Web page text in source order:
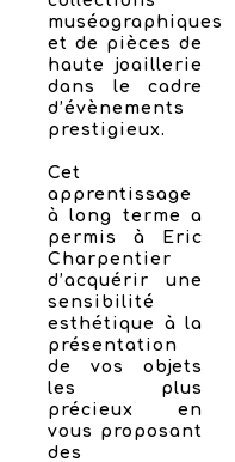
muséographiques
et de pièces de
haute joaillerie
dans le cadre
d’évènements
prestigieux.
Cet
apprentissage
à long terme a
permis à Eric
Charpentier
d’acquérir une
sensibilité
esthétique à la
présentation
de vos objets
les plus
précieux en
vous proposant
des